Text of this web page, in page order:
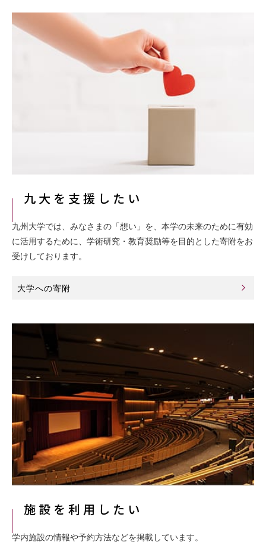
九大を支援したい
九州大学では、みなさまの「想い」を、本学の未来のために有効
に活用するために、学術研究・教育奨励等を目的とした寄附をお
受けしております。
大学への寄附
施設を利用したい
学内施設の情報や予約方法などを掲載しています。